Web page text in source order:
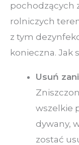
pochodzących
rolniczych
z tym
konieczna. Jak
Usuń
wszelkie
dywany,
zostać